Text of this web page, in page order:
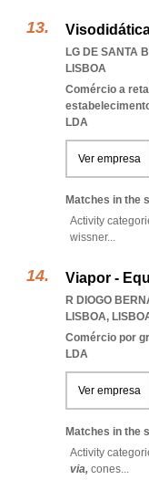
LG DE SANTA
LISBOA
Comércio a
LDA
Ver empresa
Matches in the
Activity
wissner...
Viapor -
R DIOGO
LISBOA,
Comércio por
LDA
Ver empresa
Matches in the
Activity
via, cones...